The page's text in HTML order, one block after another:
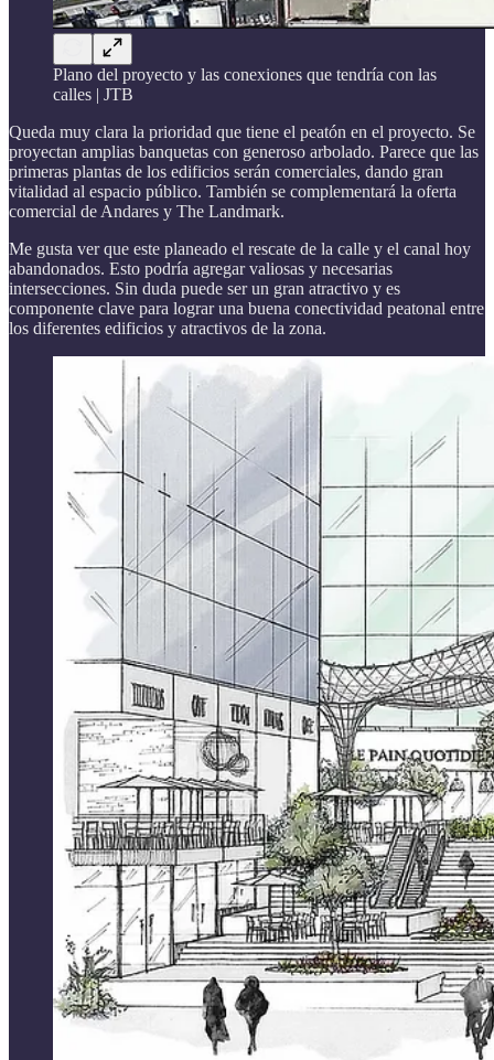
Plano del proyecto y las conexiones que tendría con las
calles | JTB
Queda muy clara la prioridad que tiene el peatón en el proyecto. Se
proyectan amplias banquetas con generoso arbolado. Parece que las
primeras plantas de los edificios serán comerciales, dando gran
vitalidad al espacio público. También se complementará la oferta
comercial de Andares y The Landmark.
Me gusta ver que este planeado el rescate de la calle y el canal hoy
abandonados. Esto podría agregar valiosas y necesarias
intersecciones. Sin duda puede ser un gran atractivo y es
componente clave para lograr una buena conectividad peatonal entre
los diferentes edificios y atractivos de la zona.